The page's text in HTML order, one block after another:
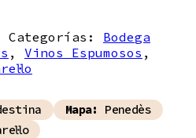
Categorías: Bodega
, Vinos Espumosos ,
Mapa:
Penedès